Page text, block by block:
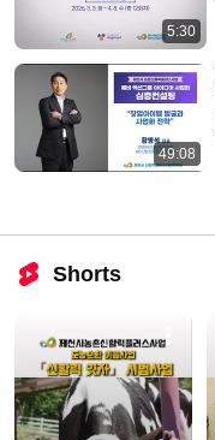
5:30
49:08
Shorts